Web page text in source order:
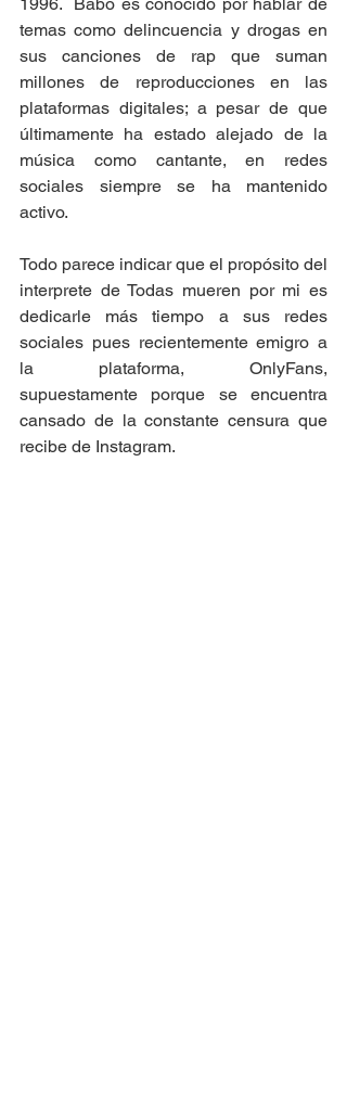
temas como delincuencia y drogas en
sus canciones de rap que suman
millones de reproducciones en las
plataformas digitales; a pesar de que
últimamente ha estado alejado de la
música como cantante, en redes
sociales siempre se ha mantenido
activo.
Todo parece indicar que el propósito del
interprete de Todas mueren por mi es
dedicarle más tiempo a sus redes
sociales pues recientemente emigro a
la plataforma, OnlyFans,
supuestamente porque se encuentra
cansado de la constante censura que
recibe de Instagram.